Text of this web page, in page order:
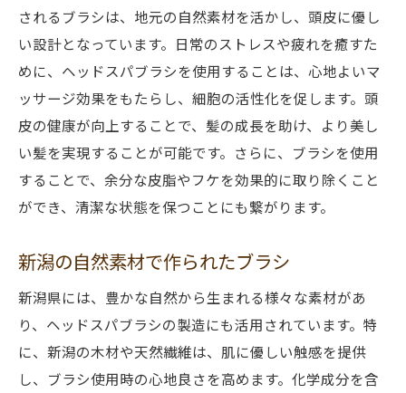
されるブラシは、地元の自然素材を活かし、頭皮に優し
い設計となっています。日常のストレスや疲れを癒すた
めに、ヘッドスパブラシを使用することは、心地よいマ
ッサージ効果をもたらし、細胞の活性化を促します。頭
皮の健康が向上することで、髪の成長を助け、より美し
い髪を実現することが可能です。さらに、ブラシを使用
することで、余分な皮脂やフケを効果的に取り除くこと
ができ、清潔な状態を保つことにも繋がります。
新潟の自然素材で作られたブラシ
新潟県には、豊かな自然から生まれる様々な素材があ
り、ヘッドスパブラシの製造にも活用されています。特
に、新潟の木材や天然繊維は、肌に優しい触感を提供
し、ブラシ使用時の心地良さを高めます。化学成分を含